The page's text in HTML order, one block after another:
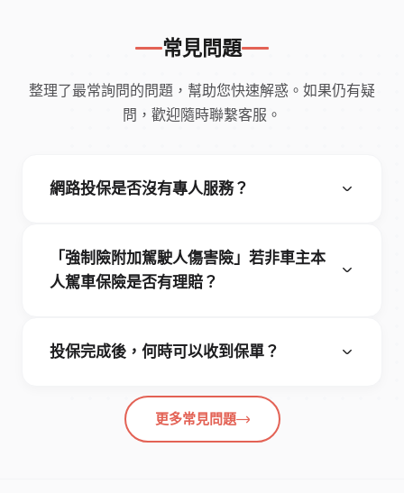
常見問題
整理了最常詢問的問題，幫助您快速解惑。如果仍有疑
問，歡迎隨時聯繫客服。
網路投保是否沒有專人服務？
「強制險附加駕駛人傷害險」若非車主本
人駕車保險是否有理賠？
投保完成後，何時可以收到保單？
更多常見問題